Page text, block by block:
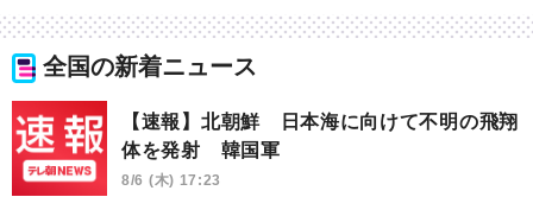
全国の新着ニュース
【速報】北朝鮮 日本海に向けて不明の飛翔
体を発射 韓国軍
8/6 (木) 17:23